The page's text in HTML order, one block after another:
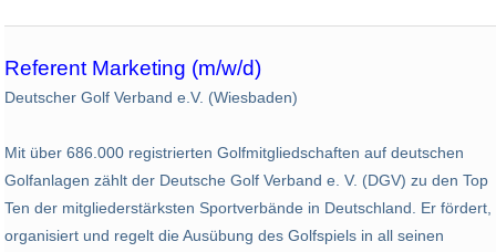
Referent Marketing (m/w/d)
Deutscher Golf Verband e.V. (Wiesbaden)
Mit über 686.000 registrierten Golfmitgliedschaften auf deutschen
Golfanlagen zählt der Deutsche Golf Verband e. V. (DGV) zu den Top
Ten der mitgliederstärksten Sportverbände in Deutschland. Er fördert,
organisiert und regelt die Ausübung des Golfspiels in all seinen